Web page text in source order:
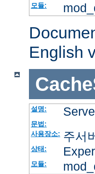
모듈:
English
설명:
문법:
사용장소: 주서
상태:
모듈: